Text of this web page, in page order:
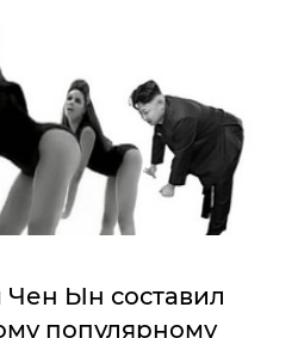
Ын составил
популярному